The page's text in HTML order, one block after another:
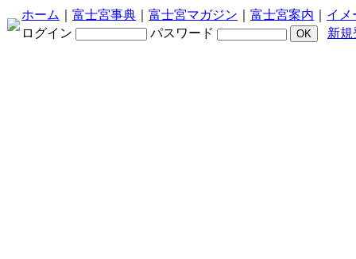
ホーム 富士宮事典 富士宮マガジン 富士宮案内
イメ
ログイン
パスワード 新規